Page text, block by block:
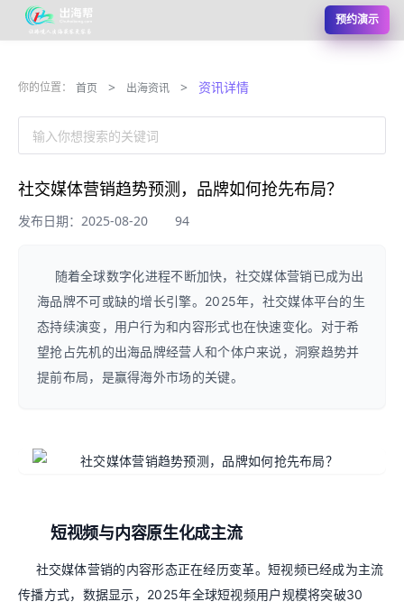
预约演示
你的位置： 首页 > 出海资讯 > 资讯详情
输入你想搜索的关键词
社交媒体营销趋势预测，品牌如何抢先布局？
发布日期：2025-08-20 94
随着全球数字化进程不断加快，社交媒体营销已成为出
海品牌不可或缺的增长引擎。2025年，社交媒体平台的生
态持续演变，用户行为和内容形式也在快速变化。对于希
望抢占先机的出海品牌经营人和个体户来说，洞察趋势并
提前布局，是赢得海外市场的关键。
短视频与内容原生化成主流
社交媒体营销的内容形态正在经历变革。短视频已经成为主流
传播方式，数据显示，2025年全球短视频用户规模将突破30